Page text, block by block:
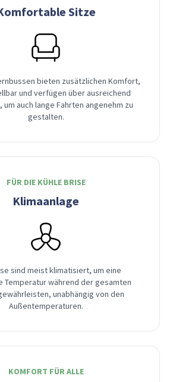
Sitze
bieten zusätzlichen Komfort,
und verfügen über ausreichend
auch lange Fahrten angenehm zu
gestalten.
FÜR DIE KÜHLE BRISE
Klimaanlage
sind meist klimatisiert, um eine
Temperatur während der gesamten
unabhängig von den
Außentemperaturen.
KOMFORT FÜR ALLE